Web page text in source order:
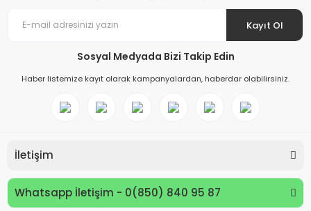
Kayıt Ol
Sosyal Medyada Bizi Takip Edin
Haber listemize kayıt olarak kampanyalardan, haberdar olabilirsiniz.
İletişim
Whatsapp İletişim - 0(850) 840 95 87